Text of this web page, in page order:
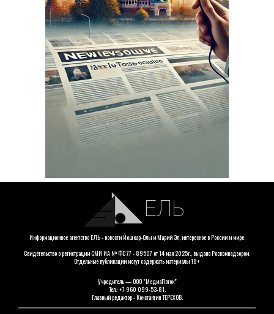
ЕЛЬ
Информационное агентство ЕЛЬ - новости Йошкар-Олы и Марий Эл, интересное в России и мире.
Свидетельство о регистрации СМИ ИА № ФС 77 - 89507 от 14 мая 2025г., выдано Роскомнадзором.
Отдельные публикации могут содержать материалы 18+
Учредитель — ООО "МедиаПоток"
Тел.: +7 960 099-53-81.
Главный редактор - Константин ТЕРЕХОВ.